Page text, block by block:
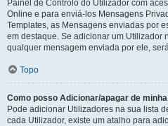
Painel de Controlo do Utilizador com
Online e para enviá-los Mensagens
Templates, as Mensagens enviadas por
em destaque. Se adicionar um Utilizador
qualquer mensagem enviada por ele,
Topo
Como posso Adicionar/apagar de
Pode adicionar Utilizadores na sua lista
cada Utilizador, existe um atalho para